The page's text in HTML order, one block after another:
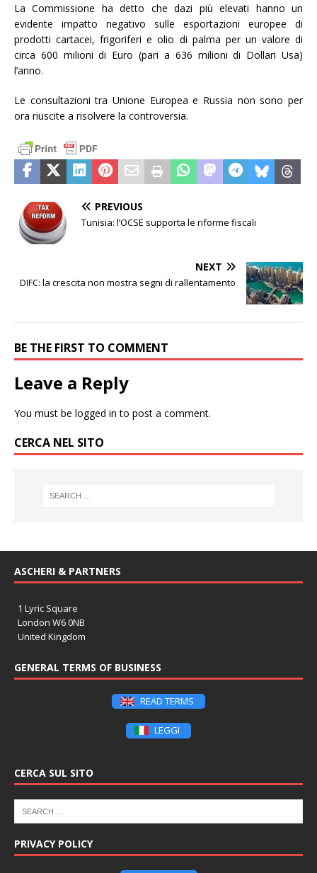
La Commissione ha detto che dazi più elevati hanno un
evidente impatto negativo sulle esportazioni europee di
prodotti cartacei, frigoriferi e olio di palma per un valore di
circa 600 milioni di Euro (pari a 636 milioni di Dollari Usa)
l’anno.
Le consultazioni tra Unione Europea e Russia non sono per
ora riuscite a risolvere la controversia.
PREVIOUS
Tunisia: l’OCSE supporta le riforme fiscali
NEXT
DIFC: la crescita non mostra segni di rallentamento
BE THE FIRST TO COMMENT
Leave a Reply
You must be logged in to post a comment.
CERCA NEL SITO
ASCHERI & PARTNERS
1 Lyric Square
London W6 0NB
United Kingdom
GENERAL TERMS OF BUSINESS
READ TERMS
LEGGI
CERCA SUL SITO
PRIVACY POLICY